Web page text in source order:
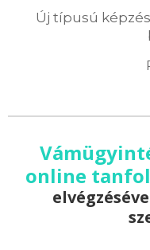
Új típusú
online